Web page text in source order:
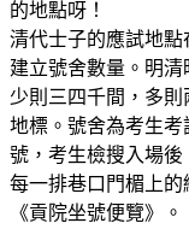
的地點呀！
清代士子的應試地
建立號舍數量。明清
少則三四千間，多
地標。號舍為考生
號，考生檢搜入場
每一排巷口門楣上的
《貢院坐號便覽》